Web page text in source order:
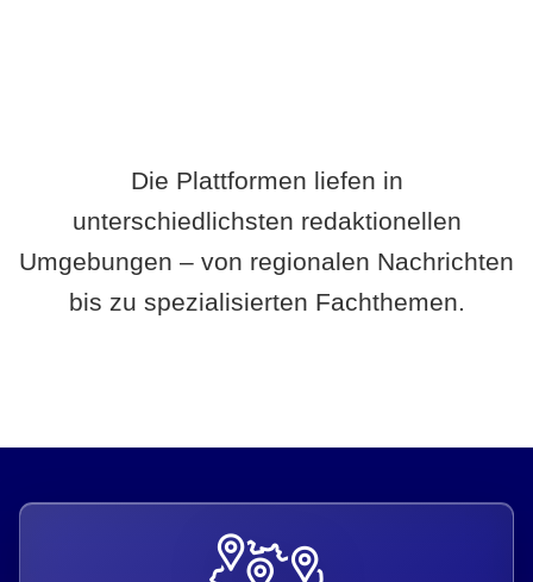
Die Plattformen liefen in
unterschiedlichsten redaktionellen
Umgebungen – von regionalen Nachrichten
bis zu spezialisierten Fachthemen.